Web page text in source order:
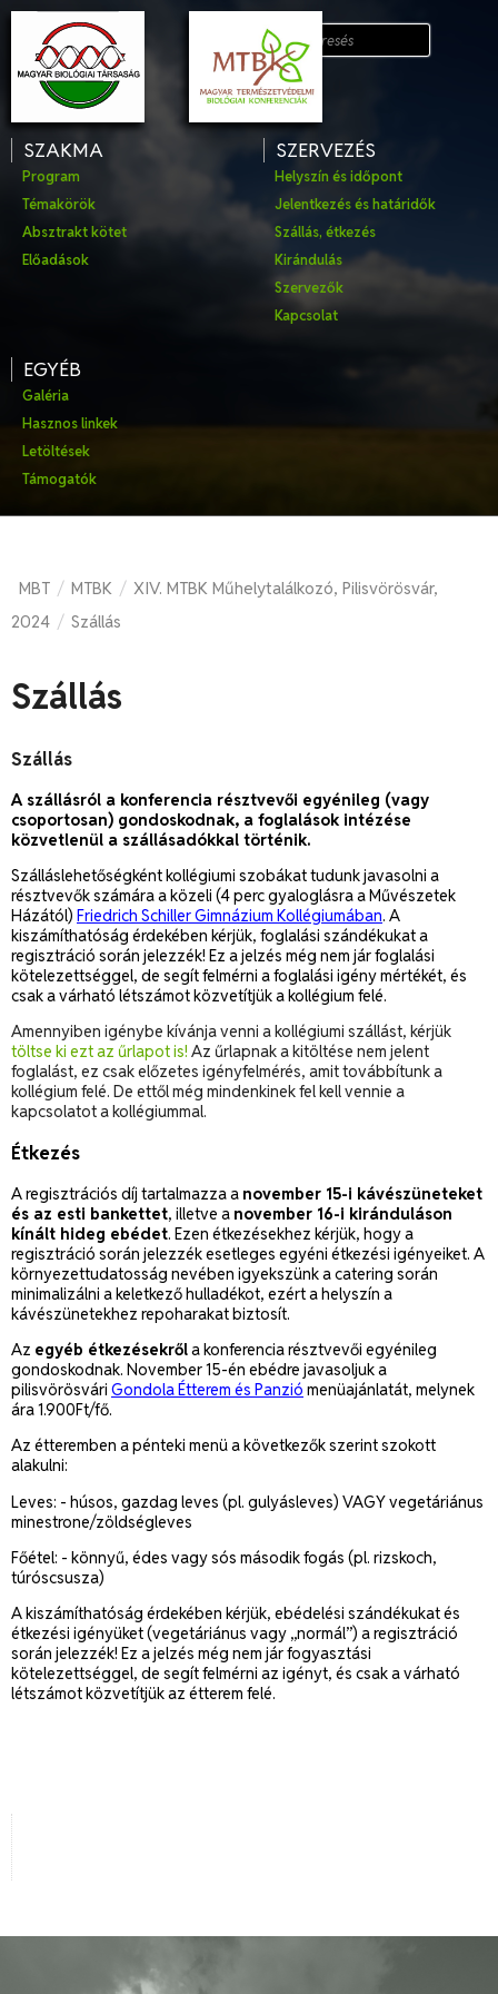
SZAKMA
Program
Témakörök
Absztrakt kötet
Előadások
SZERVEZÉS
Helyszín és időpont
Jelentkezés és határidők
Szállás, étkezés
Kirándulás
Szervezők
Kapcsolat
EGYÉB
Galéria
Hasznos linkek
Letöltések
Támogatók
MBT / MTBK / XIV. MTBK Műhelytalálkozó, Pilisvörösvár,
2024 / Szállás
Szállás
Szállás
A szállásról a konferencia résztvevői egyénileg (vagy
csoportosan) gondoskodnak, a foglalások intézése
közvetlenül a szállásadókkal történik.
Szálláslehetőségként kollégiumi szobákat tudunk javasolni a
résztvevők számára a közeli (4 perc gyaloglásra a Művészetek
Házától) Friedrich Schiller Gimnázium Kollégiumában. A
kiszámíthatóság érdekében kérjük, foglalási szándékukat a
regisztráció során jelezzék! Ez a jelzés még nem jár foglalási
kötelezettséggel, de segít felmérni a foglalási igény mértékét, és
csak a várható létszámot közvetítjük a kollégium felé.
Amennyiben igénybe kívánja venni a kollégiumi szállást, kérjük
töltse ki ezt az űrlapot is! Az űrlapnak a kitöltése nem jelent
foglalást, ez csak előzetes igényfelmérés, amit továbbítunk a
kollégium felé. De ettől még mindenkinek fel kell vennie a
kapcsolatot a kollégiummal.
Étkezés
A regisztrációs díj tartalmazza a november 15-i kávészüneteket
és az esti bankettet, illetve a november 16-i kiránduláson
kínált hideg ebédet. Ezen étkezésekhez kérjük, hogy a
regisztráció során jelezzék esetleges egyéni étkezési igényeiket. A
környezettudatosság nevében igyekszünk a catering során
minimalizálni a keletkező hulladékot, ezért a helyszín a
kávészünetekhez repoharakat biztosít.
Az egyéb étkezésekrőla konferencia résztvevői egyénileg
gondoskodnak. November 15-én ebédre javasoljuk a
pilisvörösvári Gondola Étterem és Panzió menüajánlatát, melynek
ára 1.900Ft/fő.
Az étteremben a pénteki menü a következők szerint szokott
alakulni:
Leves: - húsos, gazdag leves (pl. gulyásleves) VAGY vegetáriánus
minestrone/zöldségleves
Főétel: - könnyű, édes vagy sós második fogás (pl. rizskoch,
túróscsusza)
A kiszámíthatóság érdekében kérjük, ebédelési szándékukat és
étkezési igényüket (vegetáriánus vagy „normál”) a regisztráció
során jelezzék! Ez a jelzés még nem jár fogyasztási
kötelezettséggel, de segít felmérni az igényt, és csak a várható
létszámot közvetítjük az étterem felé.